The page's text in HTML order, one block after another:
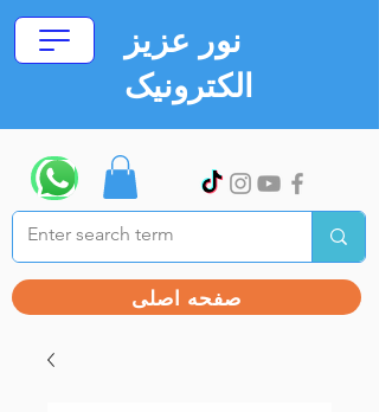
نور عزیز
الکترونیک
صفحه اصلی